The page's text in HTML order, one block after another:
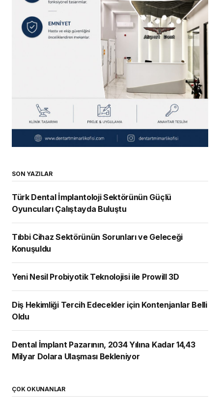
SON YAZILAR
Türk Dental İmplantoloji Sektörünün Güçlü
Oyuncuları Çalıştayda Buluştu
Tıbbi Cihaz Sektörünün Sorunları ve Geleceği
Konuşuldu
Yeni Nesil Probiyotik Teknolojisi ile Prowill 3D
Diş Hekimliği Tercih Edecekler için Kontenjanlar Belli
Oldu
Dental İmplant Pazarının, 2034 Yılına Kadar 14,43
Milyar Dolara Ulaşması Bekleniyor
ÇOK OKUNANLAR